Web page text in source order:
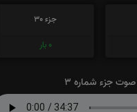
جزء 30
0 بار
صوت جزء شماره 3